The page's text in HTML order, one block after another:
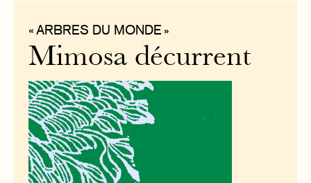
« ARBRES DU MONDE »
Mimosa décurrent